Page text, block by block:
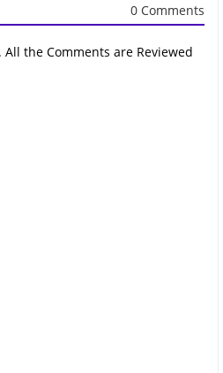
0 Comments
the Comments are Reviewed